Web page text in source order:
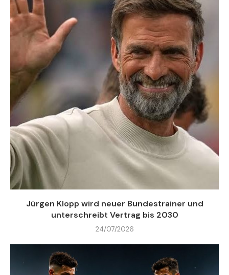
Jürgen Klopp wird neuer Bundestrainer und
unterschreibt Vertrag bis 2030
24/07/2026